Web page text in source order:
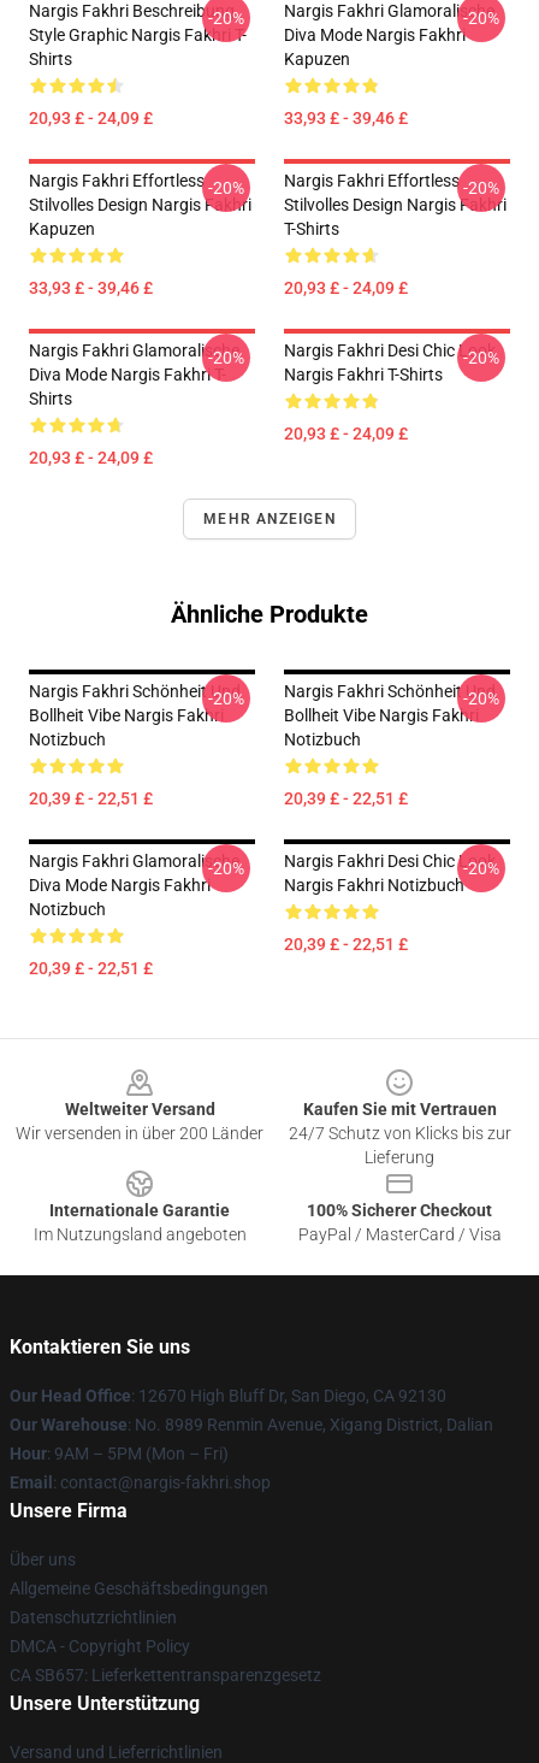
Nargis Fakhri Beschreibung
Style Graphic Nargis Fakhri T-
Shirts
20,93 £ - 24,09 £
-20%
Nargis Fakhri Glamoralische
Diva Mode Nargis Fakhri
Kapuzen
33,93 £ - 39,46 £
-20%
Nargis Fakhri Effortless
Stilvolles Design Nargis Fakhri
Kapuzen
33,93 £ - 39,46 £
-20%
Nargis Fakhri Effortless
Stilvolles Design Nargis Fakhri
T-Shirts
20,93 £ - 24,09 £
-20%
Nargis Fakhri Glamoralische
Diva Mode Nargis Fakhri T-
Shirts
20,93 £ - 24,09 £
-20%
Nargis Fakhri Desi Chic Look
Nargis Fakhri T-Shirts
20,93 £ - 24,09 £
-20%
MEHR ANZEIGEN
Ähnliche Produkte
Nargis Fakhri Schönheit Und
Bollheit Vibe Nargis Fakhri
Notizbuch
20,39 £ - 22,51 £
-20%
Nargis Fakhri Schönheit Und
Bollheit Vibe Nargis Fakhri
Notizbuch
20,39 £ - 22,51 £
-20%
Nargis Fakhri Glamoralische
Diva Mode Nargis Fakhri
Notizbuch
20,39 £ - 22,51 £
-20%
Nargis Fakhri Desi Chic Look
Nargis Fakhri Notizbuch
20,39 £ - 22,51 £
-20%
Weltweiter Versand
Wir versenden in über 200 Länder
Kaufen Sie mit Vertrauen
24/7 Schutz von Klicks bis zur
Lieferung
Internationale Garantie
Im Nutzungsland angeboten
100% Sicherer Checkout
PayPal / MasterCard / Visa
Kontaktieren Sie uns
Our Head Office: 12670 High Bluff Dr, San Diego, CA 92130
Our Warehouse: No. 8989 Renmin Avenue, Xigang District, Dalian
Hour: 9AM – 5PM (Mon – Fri)
Email : contact@nargis-fakhri.shop
Unsere Firma
Über uns
Allgemeine Geschäftsbedingungen
Datenschutzrichtlinien
DMCA - Copyright Policy
CA SB657: Lieferkettentransparenzgesetz
Unsere Unterstützung
Versand und Lieferrichtlinien